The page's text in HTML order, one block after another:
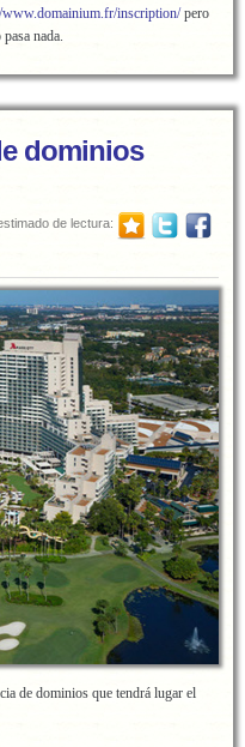
www.domainium.fr/inscription/pero
nada.
dominios
de lectura:
de dominios que tendrá lugar el